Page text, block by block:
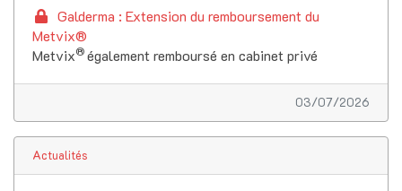
Galderma : Extension du remboursement du
Metvix®
Metvix®également remboursé en cabinet privé
03/07/2026
Actualités